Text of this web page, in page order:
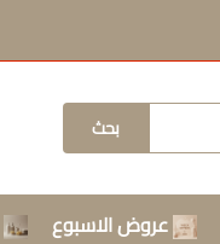
بحث
عروض الاسبوع